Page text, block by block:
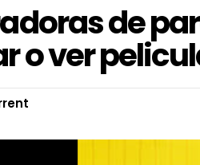
de
o ver